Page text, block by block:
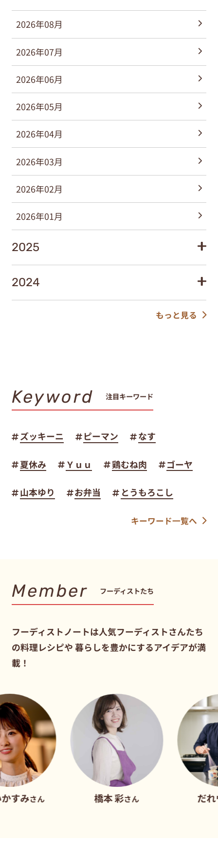
2026年08月
2026年07月
2026年06月
2026年05月
2026年04月
2026年03月
2026年02月
2026年01月
2025
2024
もっと見る
Keyword 注目キーワード
ズッキーニ ピーマン なす
夏休み Ｙｕｕ 鶏むね肉 ゴーヤ
山本ゆり お弁当 とうもろこし
キーワード一覧へ
Member フーディストたち
フーディストノートは人気フーディストさんたち
の料理レシピや暮らしを豊かにするアイデアが満
載！
さん さん